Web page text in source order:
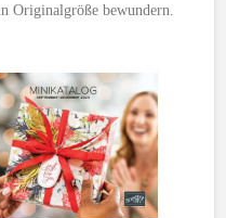
Originalgröße bewundern.